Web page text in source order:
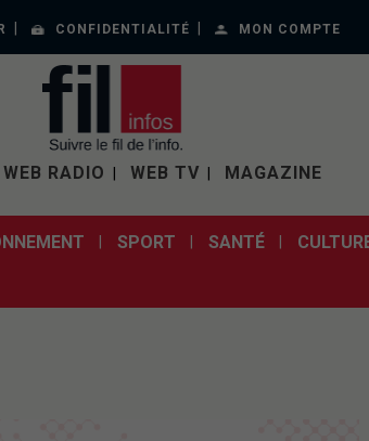
CONFIDENTIALITÉ MON COMPTE
WEB RADIO WEB TV MAGAZINE
SPORT SANTÉ